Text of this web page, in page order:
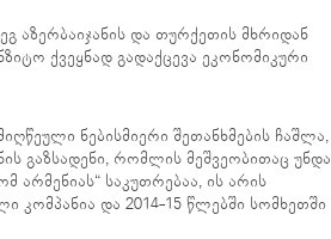
აზერბაიჯანის და თურქეთის მხრიდან
ქვეყნად გადაქცევა ეკონომიკური
ნებისმიერი შეთანხმების ჩაშლა,
გაზსადენი, რომლის მეშვეობითაც უნდა
არმენიას“ საკუთრებაა, ის არის
კომპანია და 2014-15 წლებში სომხეთში